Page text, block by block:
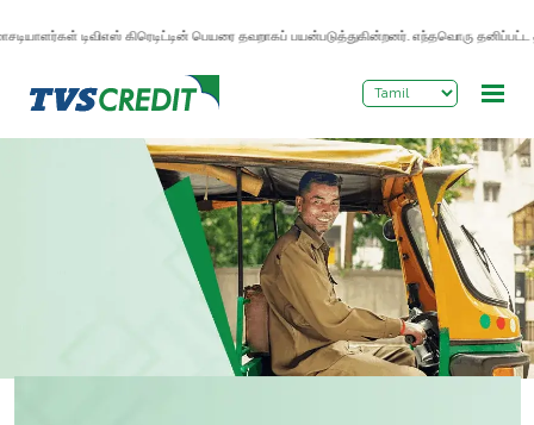
டிவிஎஸ் கிரெடிட்டின் பெயரை தவறாகப் பயன்படுத்துகின்றனர். எந்தவொரு தனிப்பட்ட